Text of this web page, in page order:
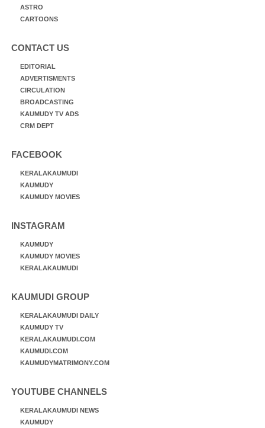
ASTRO
CARTOONS
CONTACT US
EDITORIAL
ADVERTISMENTS
CIRCULATION
BROADCASTING
KAUMUDY TV ADS
CRM DEPT
FACEBOOK
KERALAKAUMUDI
KAUMUDY
KAUMUDY MOVIES
INSTAGRAM
KAUMUDY
KAUMUDY MOVIES
KERALAKAUMUDI
KAUMUDI GROUP
KERALAKAUMUDI DAILY
KAUMUDY TV
KERALAKAUMUDI.COM
KAUMUDI.COM
KAUMUDYMATRIMONY.COM
YOUTUBE CHANNELS
KERALAKAUMUDI NEWS
KAUMUDY